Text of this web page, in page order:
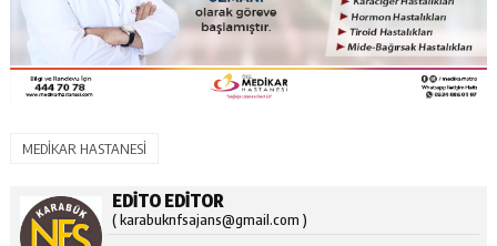
MEDİKAR HASTANESİ
EDITO EDITOR
( karabuknfsajans@gmail.com )